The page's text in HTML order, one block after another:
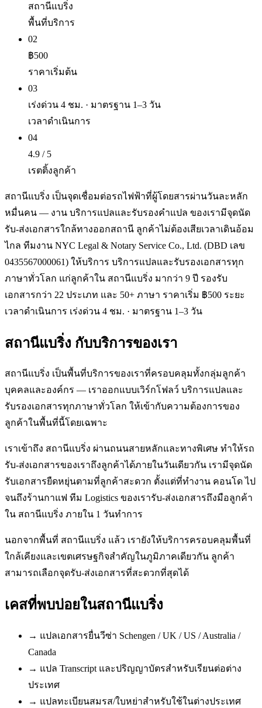
สถานีแบริ่ง
พื้นที่บริการ
02
฿500
ราคาเริ่มต้น
03
เร่งด่วน 4 ชม. · มาตรฐาน 1–3 วัน
เวลาดำเนินการ
04
4.9 / 5
เรตติ้งลูกค้า
สถานีแบริ่ง เป็นจุดเชื่อมต่อรถไฟฟ้าที่ผู้โดยสารผ่านวันละหลัก
หมื่นคน — งาน บริการแปลและรับรองคำแปล ของเรามีจุดนัด
รับ-ส่งเอกสารใกล้ทางออกสถานี ลูกค้าไม่ต้องเสียเวลาเดินอ้อม
ไกล ทีมงาน NYC Legal & Notary Service Co., Ltd. (DBD เลข
0435567000061) ให้บริการ บริการแปลและรับรองเอกสารทุก
ภาษาทั่วโลก แก่ลูกค้าใน สถานีแบริ่ง มากว่า 9 ปี รองรับ
เอกสารกว่า 22 ประเภท และ 50+ ภาษา ราคาเริ่ม ฿500 ระยะ
เวลาดำเนินการ เร่งด่วน 4 ชม. · มาตรฐาน 1–3 วัน
สถานีแบริ่ง กับบริการของเรา
สถานีแบริ่ง เป็นพื้นที่บริการของเราที่ครอบคลุมทั้งกลุ่มลูกค้า
บุคคลและองค์กร — เราออกแบบเวิร์กโฟลว์ บริการแปลและ
รับรองเอกสารทุกภาษาทั่วโลก ให้เข้ากับความต้องการของ
ลูกค้าในพื้นที่นี้โดยเฉพาะ
เราเข้าถึง สถานีแบริ่ง ผ่านถนนสายหลักและทางพิเศษ ทำให้รถ
รับ-ส่งเอกสารของเราถึงลูกค้าได้ภายในวันเดียวกัน เรามีจุดนัด
รับเอกสารยืดหยุ่นตามที่ลูกค้าสะดวก ตั้งแต่ที่ทำงาน คอนโด ไป
จนถึงร้านกาแฟ ทีม Logistics ของเรารับ-ส่งเอกสารถึงมือลูกค้า
ใน สถานีแบริ่ง ภายใน 1 วันทำการ
นอกจากพื้นที่ สถานีแบริ่ง แล้ว เรายังให้บริการครอบคลุมพื้นที่
ใกล้เคียงและเขตเศรษฐกิจสำคัญในภูมิภาคเดียวกัน ลูกค้า
สามารถเลือกจุดรับ-ส่งเอกสารที่สะดวกที่สุดได้
เคสที่พบบ่อยในสถานีแบริ่ง
→ แปลเอกสารยื่นวีซ่า Schengen / UK / US / Australia /
Canada
→ แปล Transcript และปริญญาบัตรสำหรับเรียนต่อต่าง
ประเทศ
→ แปลทะเบียนสมรส/ใบหย่าสำหรับใช้ในต่างประเทศ